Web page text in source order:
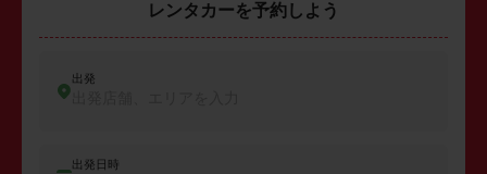
レンタカーを予約しよう
出発
出発日時